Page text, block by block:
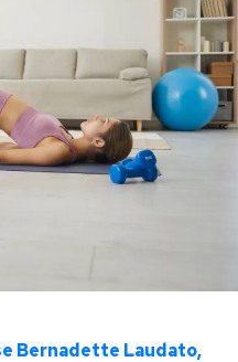
Bernadette Laudato,